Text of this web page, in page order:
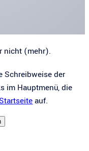
nicht (mehr).
Schreibweise der
im Hauptmenü, die
auf.